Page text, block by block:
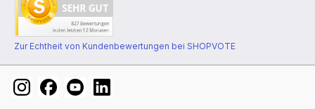
Zur Echtheit von Kundenbewertungen bei SHOPVOTE